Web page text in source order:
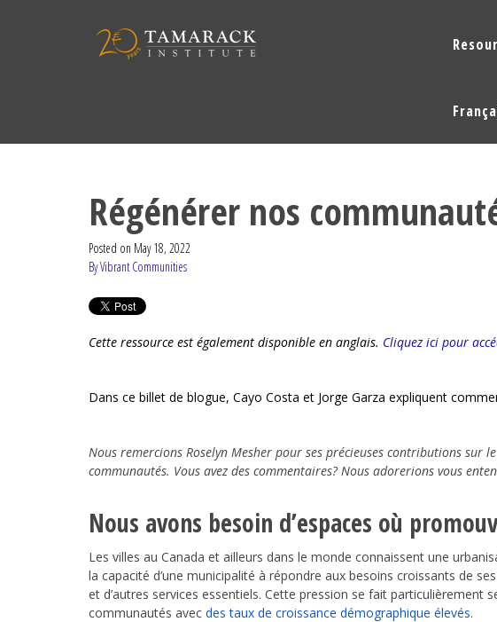
Régénérer nos
Posted on May 18, 2022
By Vibrant Communities
Cette ressource est également disponible en anglais. Cliquez ici pour
Dans ce billet de blogue, Cayo Costa et Jorge Garza expliquent
Nous remercions Roselyn Mesher pour ses précieuses contributions sur
communautés. Vous avez des commentaires? Nous adorerions vous
Nous avons besoin d’espaces où
Les villes au Canada et ailleurs dans le monde connaissent une
la capacité d’une municipalité à répondre aux besoins croissants de
et d’autres services essentiels. Cette pression se fait particulièrement
communautés avec des taux de croissance démographique élevés.